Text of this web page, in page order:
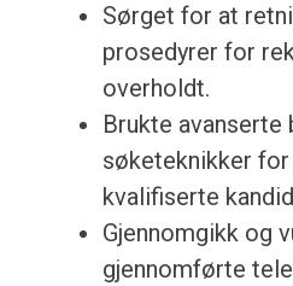
Sørget for at
prosedyrer for
overholdt.
Brukte avanserte
søketeknikker
kvalifiserte
Gjennomgikk og
gjennomførte